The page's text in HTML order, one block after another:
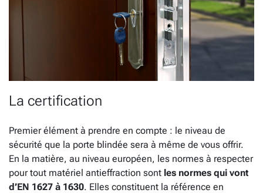
La certification
Premier élément à prendre en compte : le niveau de
sécurité que la porte blindée sera à même de vous offrir.
En la matière, au niveau européen, les normes à respecter
pour tout matériel antieffraction sont les normes qui vont
d’EN 1627 à 1630. Elles constituent la référence en